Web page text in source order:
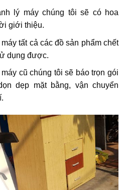
lý máy chúng tôi sẽ có hoa
giới thiệu.
tất cả các đồ sản phẩm chết
dụng được.
cũ chúng tôi sẽ báo trọn gói
dẹp mặt bằng, vận chuyển